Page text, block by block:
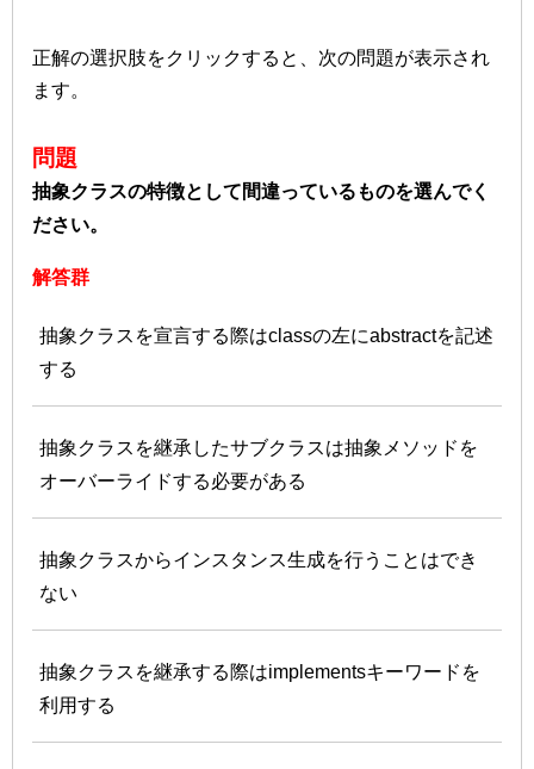
正解の選択肢をクリックすると、次の問題が表示され
ます。
問題
抽象クラスの特徴として間違っているものを選んでく
ださい。
解答群
抽象クラスを宣言する際はclassの左にabstractを記述
する
抽象クラスを継承したサブクラスは抽象メソッドを
オーバーライドする必要がある
抽象クラスからインスタンス生成を行うことはでき
ない
抽象クラスを継承する際はimplementsキーワードを
利用する